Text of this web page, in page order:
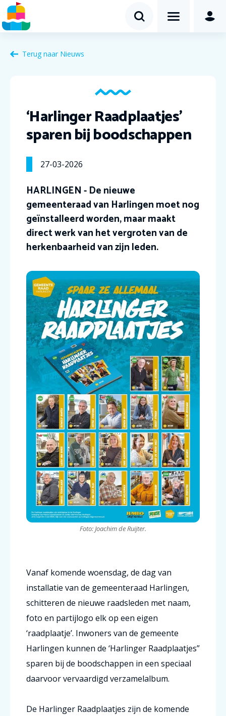
Terug naar Nieuws
‘Harlinger Raadplaatjes’
sparen bij boodschappen
27-03-2026
HARLINGEN - De nieuwe
gemeenteraad van Harlingen moet nog
geïnstalleerd worden, maar maakt
direct werk van het vergroten van de
herkenbaarheid van zijn leden.
Foto: Joachim de Ruijter.
Vanaf komende woensdag, de dag van
installatie van de gemeenteraad Harlingen,
schitteren de nieuwe raadsleden met naam,
foto en partijlogo elk op een eigen
‘raadplaatje’. Inwoners van de gemeente
Harlingen kunnen de ‘Harlinger Raadplaatjes”
sparen bij de boodschappen in een speciaal
daarvoor vervaardigd verzamelalbum.
De Harlinger Raadplaatjes zijn de komende